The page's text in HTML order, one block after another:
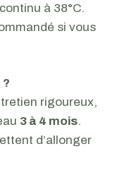
à 38°C.
si vous
rigoureux,
3 à 4 mois.
d’allonger